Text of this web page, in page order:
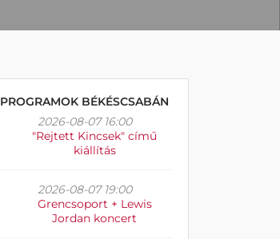
PROGRAMOK BÉKÉSCSABÁN
2026-08-07 16:00
"Rejtett Kincsek" című
kiállítás
2026-08-07 19:00
Grencsoport + Lewis
Jordan koncert